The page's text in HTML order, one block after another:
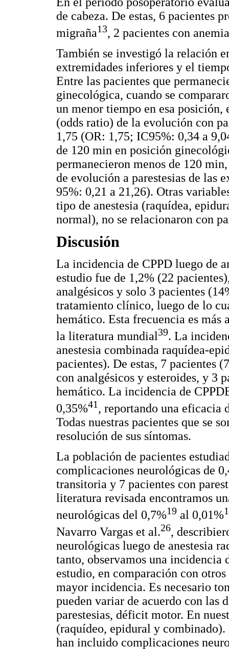
de cabeza. De estas, 6 pacientes
migraña13, 2 pacientes con
También se investigó la relación
extremidades inferiores y el
Entre las pacientes que
ginecológica, cuando se
un menor tiempo en esa
(odds ratio) de la evolución con
1,75 (OR: 1,75; IC95%: 0,34 a
de 120 min en posición
permanecieron menos de 120
de evolución a parestesias de las
95%: 0,21 a 21,26). Otras
tipo de anestesia (raquídea,
normal), no se relacionaron con
Discusión
La incidencia de CPPD luego de
estudio fue de 1,2% (22
analgésicos y solo 3 pacientes
tratamiento clínico, luego de lo
hemático. Esta frecuencia es más
la literatura mundial39. La
anestesia combinada raquídea-
pacientes). De estas, 7 pacientes
con analgésicos y esteroides, y 3
hemático. La incidencia de
0,35%41, reportando una eficacia
Todas nuestras pacientes que se
resolución de sus síntomas.
La población de pacientes
complicaciones neurológicas de
transitoria y 7 pacientes con
literatura revisada encontramos
neurológicas del 0,7%19 al 0,01%1
Navarro Vargas et al.26,
neurológicas luego de anestesia
tanto, observamos una incidencia
estudio, en comparación con
mayor incidencia. Es necesario
pueden variar de acuerdo con las
parestesias, déficit motor. En
(raquídeo, epidural y
han incluido complicaciones